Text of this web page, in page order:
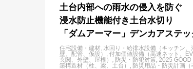
土台内部への雨水の侵入を防ぐ
浸水防止機能付き土台水切り
「ダムアーマー」デンカアステ
住宅設備・建材 水回り・給排水設備（キッチン、
壁、配管、仮設）
付加価値設備（高速ネット、
玄関、外壁、屋根）
防災・防犯対策 2025 GOOD
築構造材（柱、梁、土台）
防災用品・防災計画（